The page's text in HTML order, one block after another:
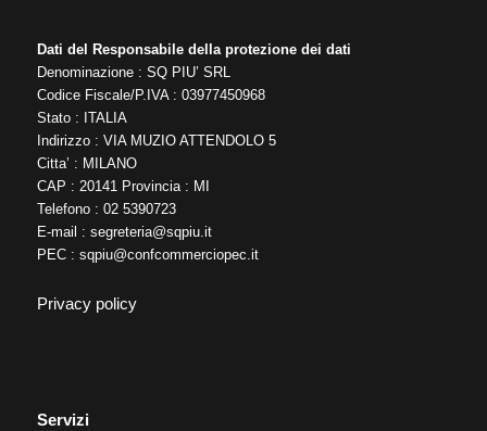
Dati del Responsabile della protezione dei dati
Denominazione : SQ PIU’ SRL
Codice Fiscale/P.IVA : 03977450968
Stato : ITALIA
Indirizzo : VIA MUZIO ATTENDOLO 5
Citta’ : MILANO
CAP : 20141 Provincia : MI
Telefono : 02 5390723
E-mail : segreteria@sqpiu.it
PEC : sqpiu@confcommerciopec.it
Privacy policy
Servizi